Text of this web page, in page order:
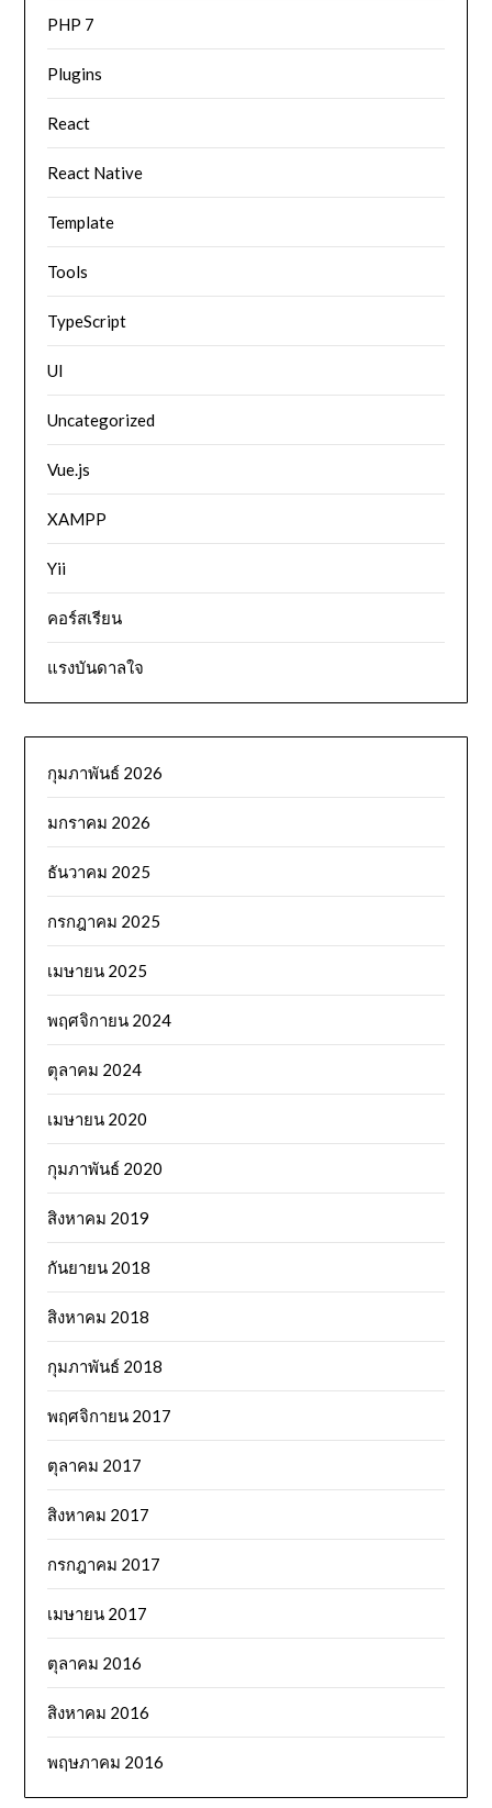
PHP 7
Plugins
React
React Native
Template
Tools
TypeScript
UI
Uncategorized
Vue.js
XAMPP
Yii
คอร์สเรียน
แรงบันดาลใจ
กุมภาพันธ์ 2026
มกราคม 2026
ธันวาคม 2025
กรกฎาคม 2025
เมษายน 2025
พฤศจิกายน 2024
ตุลาคม 2024
เมษายน 2020
กุมภาพันธ์ 2020
สิงหาคม 2019
กันยายน 2018
สิงหาคม 2018
กุมภาพันธ์ 2018
พฤศจิกายน 2017
ตุลาคม 2017
สิงหาคม 2017
กรกฎาคม 2017
เมษายน 2017
ตุลาคม 2016
สิงหาคม 2016
พฤษภาคม 2016